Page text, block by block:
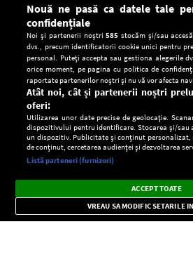
Setări:
Dark
Mode
Radio live, podcasturi, știri și alerte
importante.
Nouă ne pasă ca datele tale
confidențiale
Noi și partenerii noștri585 stocăm și/sau
dvs., precum identificatorii cookie unici pentru
personal. Puteți accepta sau gestiona alegerile
orice moment, pe pagina cu politica de
raportate partenerilor noștri și nu vă vor afecta
Atât noi, cât și partenerii noștri
oferi:
Utilizarea unor date precise de geolocație.
dispozitivului pentru identificare. Stocarea și/sau
un dispozitiv. Publicitate și conținut
de conținut, cercetarea audienței și dezvoltarea
Listă parteneri (furnizori)
ACCEPT TOATE
VREAU SA MODIFIC SETARILE